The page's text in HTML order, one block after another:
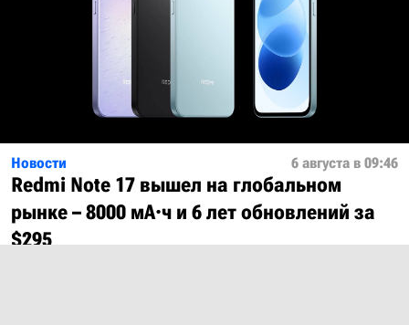
Новости 6 августа в 09:46
Redmi Note 17 вышел на глобальном
рынке – 8000 мА·ч и 6 лет обновлений за
$295